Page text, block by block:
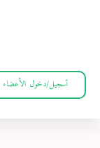
تسجيل/دخول الأعضاء